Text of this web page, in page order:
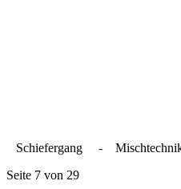
Schiefergang -
Seite 7 von 29